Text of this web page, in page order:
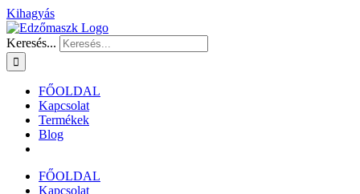
Kihagyás
Keresés...
FŐOLDAL
Kapcsolat
Termékek
Blog
FŐOLDAL
Kapcsolat